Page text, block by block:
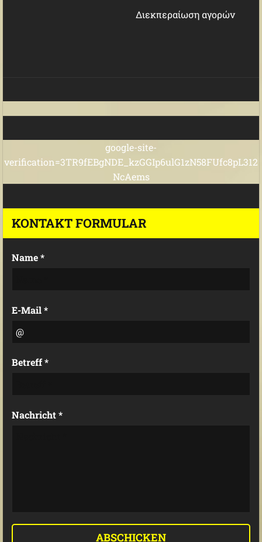
Διεκπεραίωση αγορών
google-site-
verification=3TR9fEBgNDE_kzGGIp6ulG1zN58FUfc8pL312
NcAems
KONTAKT FORMULAR
Name *
E-Mail *
Betreff *
Nachricht *